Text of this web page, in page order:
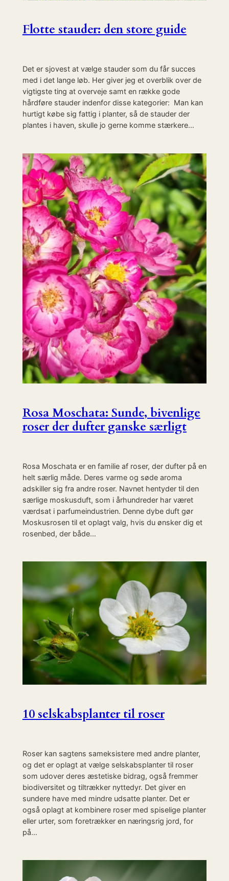
Flotte stauder: den store guide
Det er sjovest at vælge stauder som du får succes
med i det lange løb. Her giver jeg et overblik over de
vigtigste ting at overveje samt en række gode
hårdføre stauder indenfor disse kategorier: Man kan
hurtigt købe sig fattig i planter, så de stauder der
plantes i haven, skulle jo gerne komme stærkere…
Rosa Moschata: Sunde, bivenlige
roser der dufter ganske særligt
Rosa Moschata er en familie af roser, der dufter på en
helt særlig måde. Deres varme og søde aroma
adskiller sig fra andre roser. Navnet hentyder til den
særlige moskusduft, som i århundreder har været
værdsat i parfumeindustrien. Denne dybe duft gør
Moskusrosen til et oplagt valg, hvis du ønsker dig et
rosenbed, der både…
10 selskabsplanter til roser
Roser kan sagtens sameksistere med andre planter,
og det er oplagt at vælge selskabsplanter til roser
som udover deres æstetiske bidrag, også fremmer
biodiversitet og tiltrækker nyttedyr. Det giver en
sundere have med mindre udsatte planter. Det er
også oplagt at kombinere roser med spiselige planter
eller urter, som foretrækker en næringsrig jord, for
på…